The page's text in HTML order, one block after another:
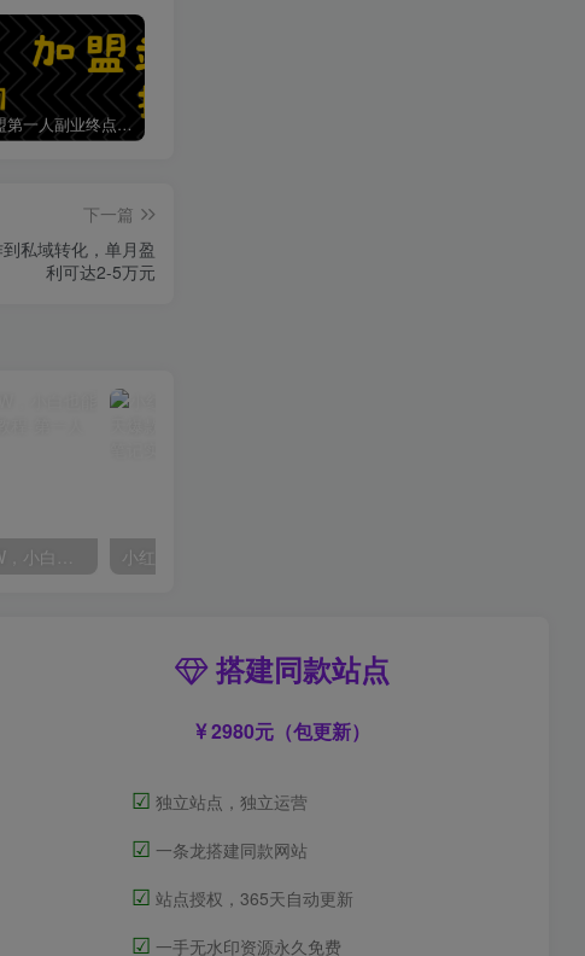
加盟第一人副业终点站，搭建同款项目资源站，实现日入2000+
下一篇
私域转化，单月盈
利可达2-5万元
AI风景号7天涨粉10W，小白也能1分钟掌握的视频制作教程
搭建同款站点
2980元（包更新）
☑ 独立站点，独立运营
☑ 一条龙搭建同款网站
☑ 站点授权，365天自动更新
☑ 一手无水印资源永久免费